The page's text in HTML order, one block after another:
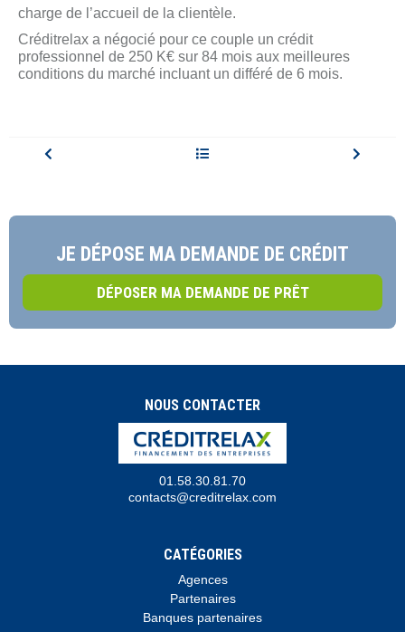
charge de l’accueil de la clientèle.
Créditrelax a négocié pour ce couple un crédit
professionnel de 250 K€ sur 84 mois aux meilleures
conditions du marché incluant un différé de 6 mois.
JE DÉPOSE MA DEMANDE DE CRÉDIT
DÉPOSER MA DEMANDE DE PRÊT
NOUS CONTACTER
01.58.30.81.70
contacts@creditrelax.com
CATÉGORIES
Agences
Partenaires
Banques partenaires